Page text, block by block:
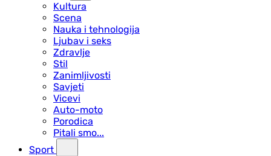
Kultura
Scena
Nauka i tehnologija
Ljubav i seks
Zdravlje
Stil
Zanimljivosti
Savjeti
Vicevi
Auto-moto
Porodica
Pitali smo...
Sport